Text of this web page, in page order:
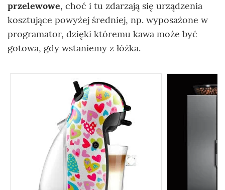
przelewowe, choć i tu zdarzają się urządzenia
kosztujące powyżej średniej, np. wyposażone w
programator, dzięki któremu kawa może być
gotowa, gdy wstaniemy z łóżka.